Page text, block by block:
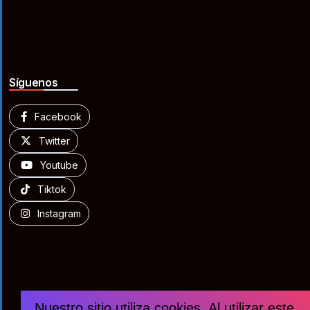
Síguenos
Facebook
Twitter
Youtube
Tiktok
Instagram